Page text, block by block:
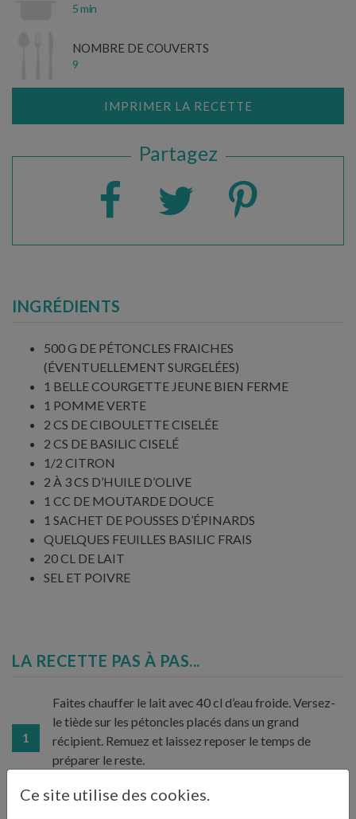
5 min
NOMBRE DE COUVERTS
9
IMPRIMER LA RECETTE
Partagez
INGRÉDIENTS
500 G DE PÉTONCLES FRAICHES
(ÉVENTUELLEMENT SURGELÉES)
1 BELLE COURGETTE JEUNE BIEN FERME
1 POMME VERTE
2 CS DE CIBOULETTE CISELÉE
2 CS DE BASILIC CISELÉ
1/2 CITRON
2 À 3 CS D’HUILE D’OLIVE
1 CC DE MOUTARDE DOUCE
1 SACHET DE POUSSES D’ÉPINARDS
QUELQUES FEUILLES BASILIC FRAIS
20 CL DE LAIT
SEL ET POIVRE
LA RECETTE PAS À PAS...
1
Faites chauffer le lait avec 40 cl d’eau froide. Versez-
le tiède sur les pétoncles placés dans un grand
récipient. Remuez et laissez reposer le temps de
préparer le reste.
Ce site utilise des cookies.